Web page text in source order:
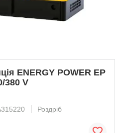
ENERGY POWER EP
380 V
Роздріб